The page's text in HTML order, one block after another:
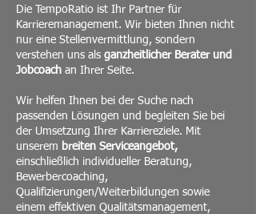
Die TempoRatio ist Ihr Partner für
Karrieremanagement. Wir bieten Ihnen nicht
nur eine Stellenvermittlung, sondern
verstehen uns als ganzheitlicher Berater und
Jobcoach an Ihrer Seite.
Wir helfen Ihnen bei der Suche nach
passenden Lösungen und begleiten Sie bei
der Umsetzung Ihrer Karriereziele. Mit
unserem breiten Serviceangebot,
einschließlich individueller Beratung,
Bewerbercoaching,
Qualifizierungen/Weiterbildungen sowie
einem effektiven Qualitätsmanagement,